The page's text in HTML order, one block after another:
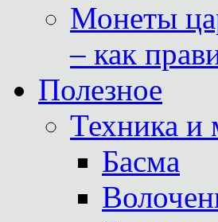
Монеты
– как
Полезное
Техника и
Басма